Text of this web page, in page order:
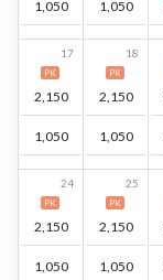
1,050 1,050
17
PK
2,150
1,050
18
PK
2,150
1,050
24
PK
2,150
1,050
25
PK
2,150
1,050